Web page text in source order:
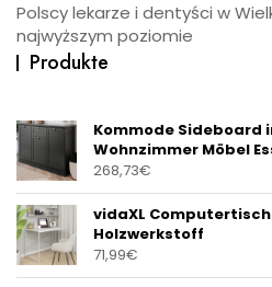
Polscy lekarze i dentyści w
najwyższym poziomie
Produkte
Kommode Sideboard
Wohnzimmer Möbel
268,73€
vidaXL Computertisch
Holzwerkstoff
71,99€